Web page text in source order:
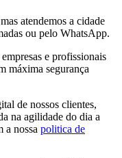
atendemos a cidade
ou pelo WhatsApp.
e profissionais
máxima segurança
de nossos clientes,
na agilidade do dia a
a nossa politica de